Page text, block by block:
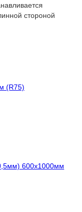
стороной
(R75)
600х1000мм